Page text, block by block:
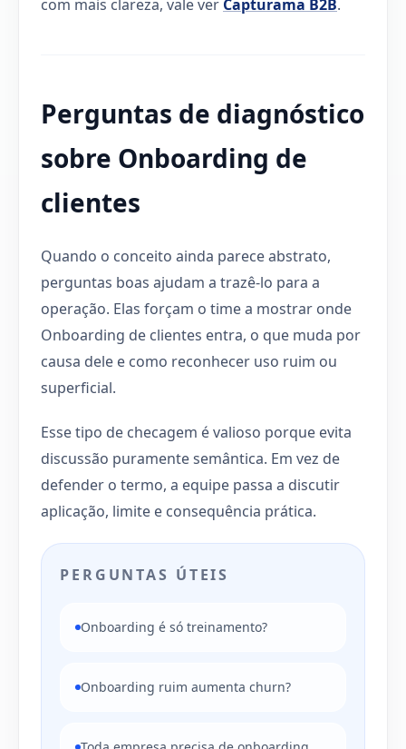
com mais clareza, vale ver Capturama B2B.
Perguntas de diagnóstico
sobre Onboarding de
clientes
Quando o conceito ainda parece abstrato,
perguntas boas ajudam a trazê-lo para a
operação. Elas forçam o time a mostrar onde
Onboarding de clientes entra, o que muda por
causa dele e como reconhecer uso ruim ou
superficial.
Esse tipo de checagem é valioso porque evita
discussão puramente semântica. Em vez de
defender o termo, a equipe passa a discutir
aplicação, limite e consequência prática.
PERGUNTAS ÚTEIS
Onboarding é só treinamento?
Onboarding ruim aumenta churn?